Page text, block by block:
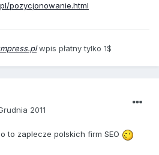
pozycjonowanie.html
wpis płatny tylko 1$
2011
to zaplecze polskich firm SEO